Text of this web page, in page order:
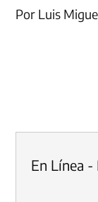
Por Luis
En Línea -